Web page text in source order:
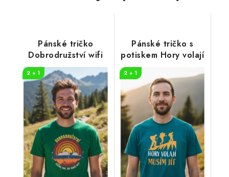
Pánské tričko
Dobrodružství wifi
2 + 1
Pánské tričko s
potiskem Hory volají
2 + 1